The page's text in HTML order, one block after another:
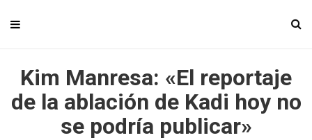
Kim Manresa: «El reportaje
de la ablación de Kadi hoy no
se podría publicar»